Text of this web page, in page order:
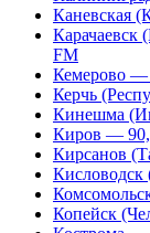
Каневская
Карачаевск
FM
Кемерово —
Керчь
Кинешма
Киров —
Кирсанов
Копейск